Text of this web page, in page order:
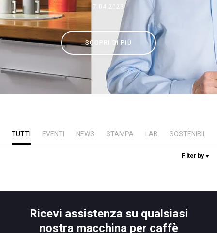
7.04.2023
SCOPRI DI PIÙ
TUTTI EVENTI NEWS STAMPA LAB SOSTENIBILITÀ
Filter by
Ricevi assistenza su qualsiasi
nostra macchina per caffè
News
La nostra storia
I nostri Lab
Connect